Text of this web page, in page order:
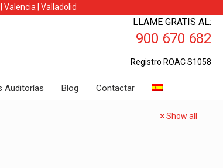
Valencia Valladolid
Auditorías Blog Contactar
LLAME GRATIS AL:
900 670 682
Registro ROAC S1058
Show all